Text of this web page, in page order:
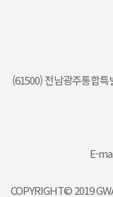
(61500) 전남광주통합
E-
COPYRIGHT© 2019